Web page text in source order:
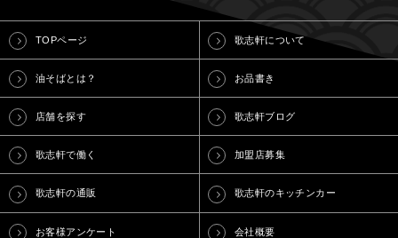
TOPページ 歌志軒について
油そばとは？ お品書き
店舗を探す 歌志軒ブログ
歌志軒で働く 加盟店募集
歌志軒の通販 歌志軒のキッチンカー
お客様アンケート 会社概要